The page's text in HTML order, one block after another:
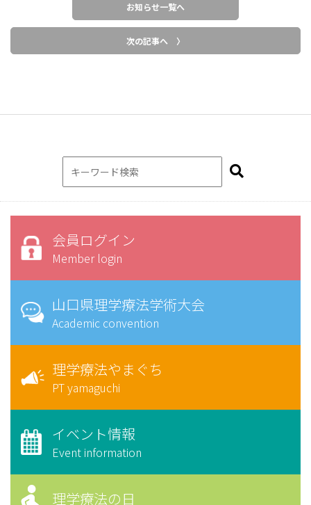
お知らせ一覧へ
次の記事へ 〉
会員ログイン
Member login
山口県理学療法学術大会
Academic convention
理学療法やまぐち
PT yamaguchi
イベント情報
Event information
理学療法の日